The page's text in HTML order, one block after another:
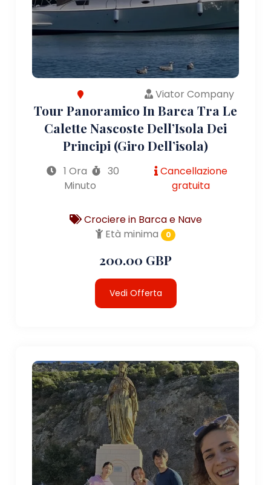
Viator Company
Tour Panoramico In Barca Tra Le
Calette Nascoste Dell’Isola Dei
Principi (giro Dell’isola)
1 Ora
30
Minuto
Cancellazione
gratuita
Crociere in Barca e Nave
Età minima
0
200.00 GBP
Vedi Offerta